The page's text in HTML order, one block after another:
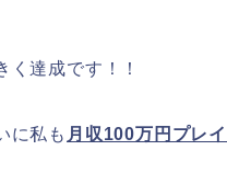
く達成です！！
に私も 月収100万円プレ